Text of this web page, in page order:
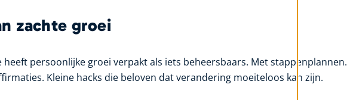
zachte groei
persoonlijke groei verpakt als iets beheersbaars. Met stappenplannen.
Kleine hacks die beloven dat verandering moeiteloos kan zijn.